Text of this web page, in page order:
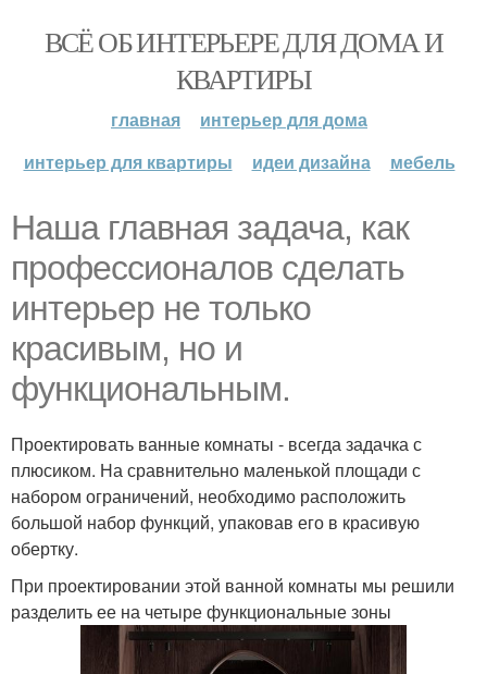
ВСЁ ОБ ИНТЕРЬЕРЕ ДЛЯ ДОМА И
КВАРТИРЫ
главная
интерьер для дома
интерьер для квартиры
идеи дизайна мебель
Наша главная задача, как
профессионалов сделать
интерьер не только
красивым, но и
функциональным.
Проектировать ванные комнаты - всегда задачка с
плюсиком. На сравнительно маленькой площади с
набором ограничений, необходимо расположить
большой набор функций, упаковав его в красивую
обертку.
При проектировании этой ванной комнаты мы решили
разделить ее на четыре функциональные зоны